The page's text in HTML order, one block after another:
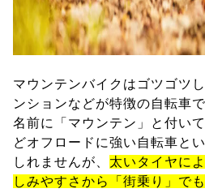
マウンテンバイクはゴツゴツ
ンションなどが特徴の自転車で
名前に「マウンテン」と付い
どオフロードに強い自転車と
しれませんが、 太いタイヤに
しみやすさから「街乗り」で